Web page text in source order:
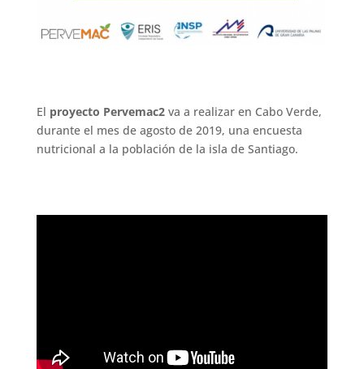
El proyecto Pervemac2va a realizar en Cabo Verde,
durante el mes de agosto de 2019, una encuesta
nutricional a la población de la isla de Santiago.